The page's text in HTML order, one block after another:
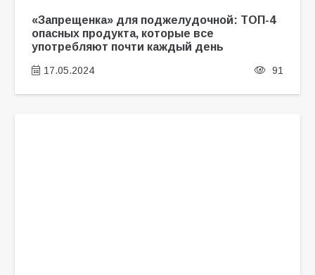
«Запрещенка» для поджелудочной: ТОП-4
опасных продукта, которые все
употребляют почти каждый день
17.05.2024 91